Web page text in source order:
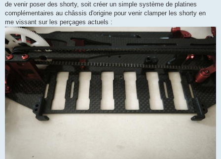
de venir poser des shorty, soit créer un simple système de platines
complémentaires au châssis d'origine pour venir clamper les shorty en
me vissant sur les perçages actuels :